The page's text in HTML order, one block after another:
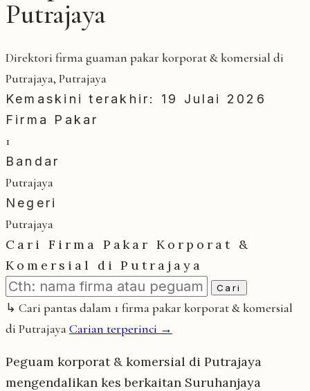
Putrajaya
Direktori firma guaman pakar korporat & komersial di
Putrajaya, Putrajaya
Kemaskini terakhir: 19 Julai 2026
Firma Pakar
1
Bandar
Putrajaya
Negeri
Putrajaya
Cari Firma Pakar Korporat &
Komersial di Putrajaya
Cari
↳ Cari pantas dalam 1 firma pakar korporat & komersial
di PutrajayaCarian terperinci →
Peguam korporat & komersial di Putrajaya
mengendalikan kes berkaitan Suruhanjaya